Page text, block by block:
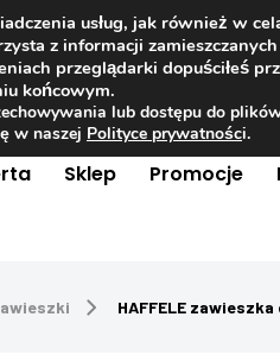
848
Sklep Promocje
HAFFELE
usług, jak również w
z informacji
przeglądarki dopuściłeś
końcowym.
lub dostępu do
w naszej Polityce prywatności.